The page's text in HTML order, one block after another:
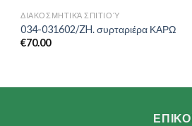
ΔΙΑΚΟΣΜΗΤΙΚΆ ΣΠΙΤΙΟΎ
034-031602/ZH. συρταριέρα ΚΑΡΩ
€70.00